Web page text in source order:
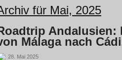
für Mai, 2025
Andalusien:
Málaga nach
28. Mai 2025